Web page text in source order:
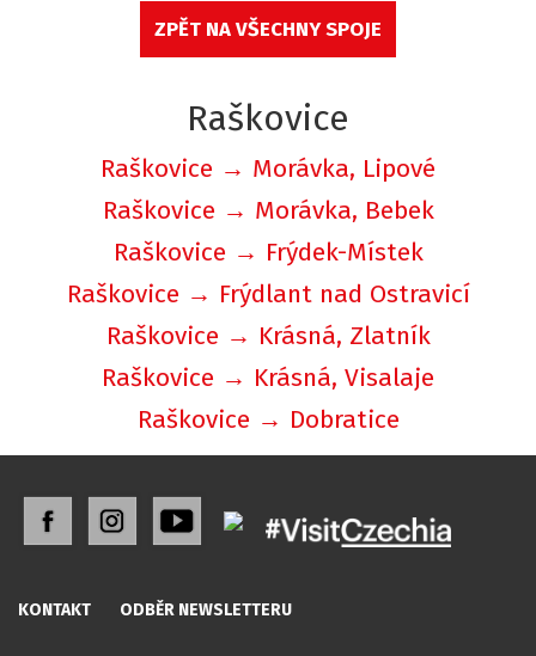
ZPĚT NA VŠECHNY SPOJE
Raškovice
Raškovice → Morávka, Lipové
Raškovice → Morávka, Bebek
Raškovice → Frýdek-Místek
Raškovice → Frýdlant nad Ostravicí
Raškovice → Krásná, Zlatník
Raškovice → Krásná, Visalaje
Raškovice → Dobratice
KONTAKT ODBĚR NEWSLETTERU